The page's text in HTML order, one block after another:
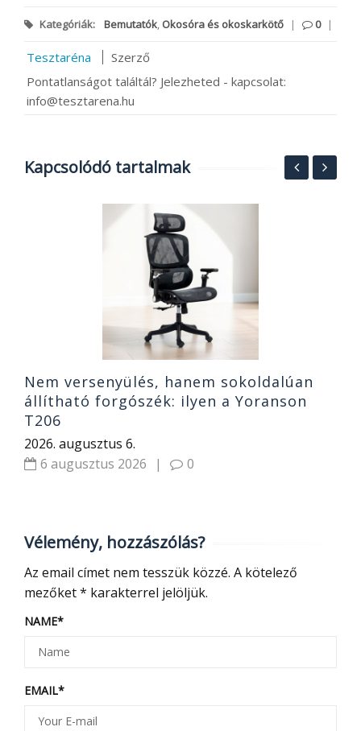
Kategóriák: Bemutatók, Okosóra és okoskarkötő | 0 |
Tesztaréna
Szerző
Pontatlanságot találtál? Jelezheted - kapcsolat:
info@tesztarena.hu
Kapcsolódó tartalmak
Nem versenyülés, hanem sokoldalúan
állítható forgószék: ilyen a Yoranson
T206
2026. augusztus 6.
6 augusztus 2026
| 0
Vélemény, hozzászólás?
Az email címet nem tesszük közzé. A kötelező
mezőket* karakterrel jelöljük.
NAME*
EMAIL*